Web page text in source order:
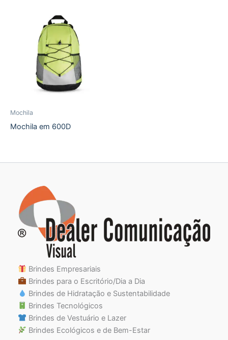
Mochila
Mochila em 600D
Brindes Empresariais
Brindes para o Escritório/Dia a Dia
Brindes de Hidratação e Sustentabilidade
Brindes Tecnológicos
Brindes de Vestuário e Lazer
Brindes Ecológicos e de Bem-Estar